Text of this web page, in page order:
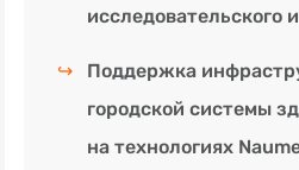
исследовательского
↪
Поддержка
городской системы
на технологиях